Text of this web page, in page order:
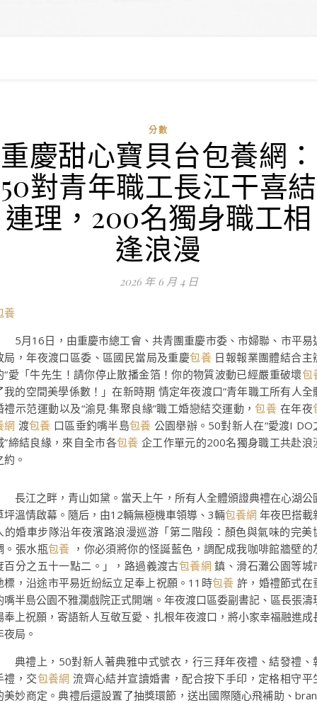
分數
重慶甜心寶貝台包養網：
50對青年職工長江干喜結
連理，200名獨身職工相
逢浪漫
2026 年 6 月 4 日
養
5月16日，由重慶市總工會、共青團重慶市委、市婦聯、市平易
局，年夜渡口區委、區國民當局及重慶包養 日報報業團體結合主
“愛「牛先生！請你停止散播金箔！你的物質波動已經嚴重破壞包
我的空間美學係數！」在新時期 情定年夜渡口”青年職工所有人全
禮示范運動以及“渝見·集聚良緣”職工婚戀結交運動，包養 在年夜
網 渡包養 口區垂釣嘴半島包養 公園舉辦。50對新人在“愛渡I DO
”締結良緣，來自全市各包養 企工作單元的200名獨身職工共赴浪
約。
長江之畔，青山如黛。當天上午，所有人全體頒證典禮在心湖公
坪溫情啟幕。隨后，由12輛無極機車領導、3輛包養網 年夜巴搭載
的婚車步隊沿年夜濱路浪漫巡游「第二階段：顏色與氣味的完美
。張水瓶包養 ，你必須將你的怪誕藍色，調配成我咖啡館牆壁的
百分之五十一點二。」，路過義渡古包養網 鎮、滑石灘公園等城
標，沿途市平易近紛紜立足奉上祝願。11時包養 許，婚禮節式在
嘴半島公園不雅瀾戲院正式開端。年夜渡口區委副書記、區長張濤
奉上祝願，寄語新人互敬互愛、扎根年夜渡口，將小家幸福融進成
夜局。
典禮上，50對新人著典雅中式號衣，行三拜年夜禮、結發禮、
禮，交包養網 流齊心結并宣讀婚書，配合按下手印，定格相守平
美妙商定。典禮后還設置了抽獎環節，送出國際隨心飛補助、